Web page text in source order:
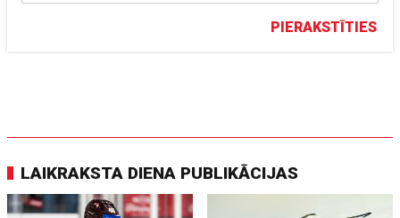
PIERAKSTĪTIES
LAIKRAKSTA DIENA PUBLIKĀCIJAS